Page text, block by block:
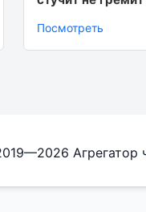
Посмотреть
Агрегатор